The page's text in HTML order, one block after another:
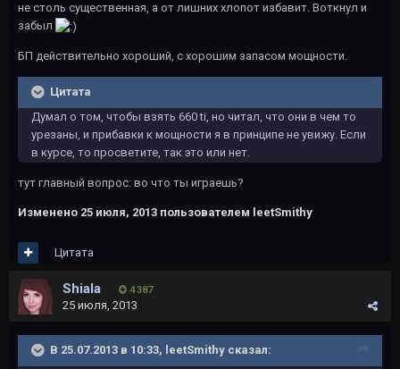
не столь существенная, а от лишних хлопот избавит. Воткнул и
забыл
БП действительно хороший, с хорошим запасом мощности.
Цитата
Думал о том, чтобы взять 660 ti, но читал, что они в чем то
урезаны, и прибавки к мощности я в принципе не увижу. Если
в курсе, то просветите, так это или нет.
тут главный вопрос: во что ты играешь?
Изменено 25 июля, 2013 пользователем leetSmithy
Цитата
Shiala 4 387
25 июля, 2013
В 25.07.2013 в 10:33, leetSmithy сказал: